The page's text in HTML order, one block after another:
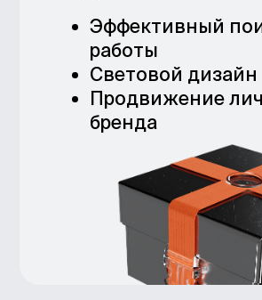
компаниях вы сможете
пройти практику
И как попасть
на оплачиваемую стажировку